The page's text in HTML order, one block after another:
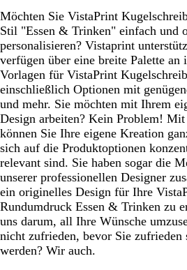
Möchten Sie VistaPrint
Stil "Essen & Trinken" einfach und
personalisieren? Vistaprint
verfügen über eine breite Palette an
Vorlagen für VistaPrint
einschließlich Optionen mit
und mehr. Sie möchten mit Ihrem
Design arbeiten? Kein Problem!
können Sie Ihre eigene Kreation
sich auf die Produktoptionen
relevant sind. Sie haben sogar die
unserer professionellen Designer
ein originelles Design für Ihre
Rundumdruck Essen & Trinken zu
uns darum, all Ihre Wünsche
nicht zufrieden, bevor Sie
werden? Wir auch.